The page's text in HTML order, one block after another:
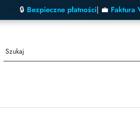
🔒 Bezpieczne płatności| 💼 Faktura